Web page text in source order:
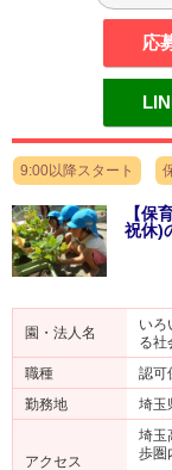
応
9:00以降スタート
【保
祝休)
園・法人名
いろ
る社
職種
認可
勤務地
埼玉
アクセス
埼玉
歩圏